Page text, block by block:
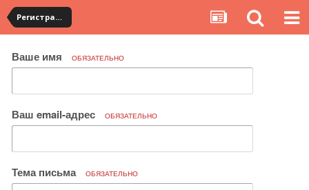
Регистрация на YouCanBuy. Общие вопросы по работе сервиса
Ваше имя ОБЯЗАТЕЛЬНО
Ваш email-адрес ОБЯЗАТЕЛЬНО
Тема письма ОБЯЗАТЕЛЬНО